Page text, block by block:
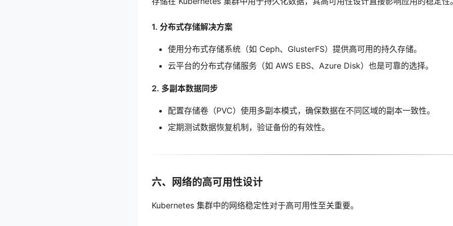
1. 分布式存储解决方案
使用分布式存储系统（如 Ceph、GlusterFS）提供高可用的持久存储。
云平台的分布式存储服务（如 AWS EBS、Azure Disk）也是可靠的选择。
2. 多副本数据同步
配置存储卷（PVC）使用多副本模式，确保数据在不同区域的副本一致性。
定期测试数据恢复机制，验证备份的有效性。
六、网络的高可用性设计
Kubernetes 集群中的网络稳定性对于高可用性至关重要。